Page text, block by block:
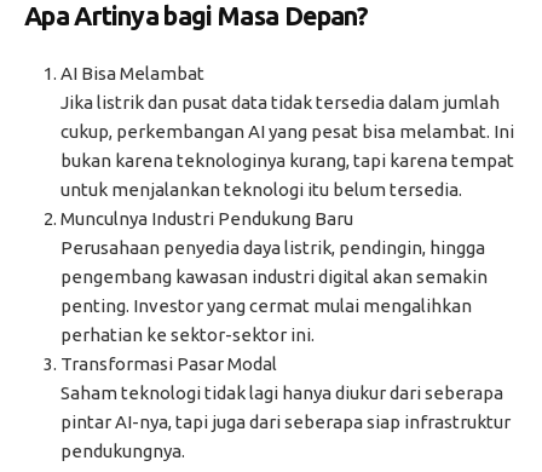
Apa Artinya bagi Masa Depan?
AI Bisa Melambat
Jika listrik dan pusat data tidak tersedia dalam jumlah
cukup, perkembangan AI yang pesat bisa melambat. Ini
bukan karena teknologinya kurang, tapi karena tempat
untuk menjalankan teknologi itu belum tersedia.
Munculnya Industri Pendukung Baru
Perusahaan penyedia daya listrik, pendingin, hingga
pengembang kawasan industri digital akan semakin
penting. Investor yang cermat mulai mengalihkan
perhatian ke sektor-sektor ini.
Transformasi Pasar Modal
Saham teknologi tidak lagi hanya diukur dari seberapa
pintar AI-nya, tapi juga dari seberapa siap infrastruktur
pendukungnya.